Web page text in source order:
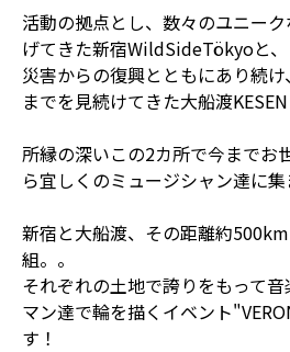
活動の拠点とし、数々のユニー
げてきた新宿WildSideTökyoと、
災害からの復興とともにあり続
までを見続けてきた大船渡KESEN
所縁の深いこの2カ所で今までお
ら宜しくのミュージシャン達に集
新宿と大船渡、その距離約
組。。
それぞれの土地で誇りをもって
マン達で輪を描くイベント
す！